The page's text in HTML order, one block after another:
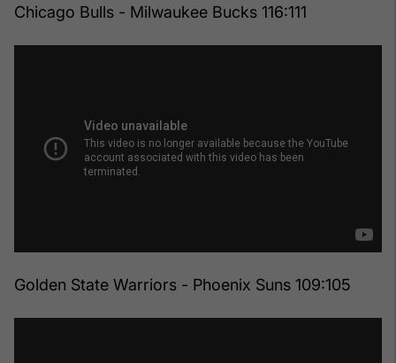
Chicago Bulls - Milwaukee Bucks 116:111
Golden State Warriors - Phoenix Suns 109:105